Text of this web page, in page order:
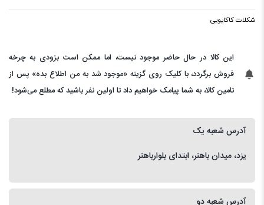
شکلات کاکایویی
این کالا در حال حاضر موجود نیست، اما ممکن است بزودی به چرخه
فروش برگردد، با کلیک روی گزینه «موجود شد به من اطلاع بده» پس از
تامین کالا، به شما پیامک خواهیم داد تا اولین نفر باشید که مطلع می‌شود!
آدرس شعبه یک
یزد، میدان باهنر، ابتدای بلوارباهنر